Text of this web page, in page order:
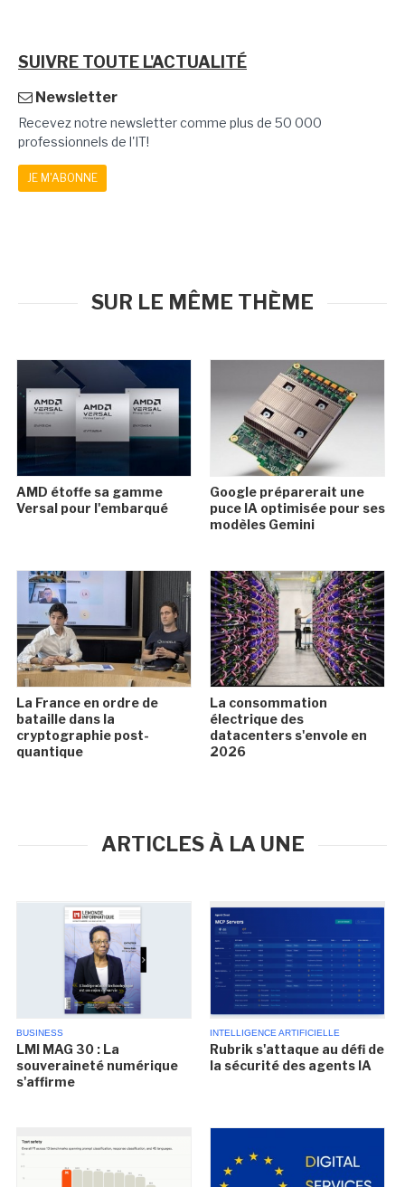
SUIVRE TOUTE L'ACTUALITÉ
Newsletter
Recevez notre newsletter comme plus de 50 000
professionnels de l'IT!
JE M'ABONNE
SUR LE MÊME THÈME
AMD étoffe sa gamme
Versal pour l'embarqué
Google préparerait une
puce IA optimisée pour ses
modèles Gemini
La France en ordre de
bataille dans la
cryptographie post-
quantique
La consommation
électrique des
datacenters s'envole en
2026
ARTICLES À LA UNE
BUSINESS
LMI MAG 30 : La
souveraineté numérique
s'affirme
INTELLIGENCE ARTIFICIELLE
Rubrik s'attaque au défi de
la sécurité des agents IA